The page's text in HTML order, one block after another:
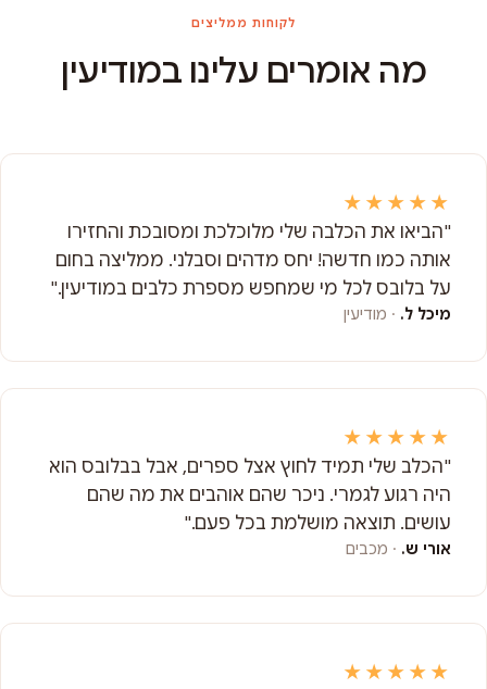
לקוחות ממליצים
מה אומרים עלינו במודיעין
★★★★★
"הביאו את הכלבה שלי מלוכלכת ומסובכת והחזירו
אותה כמו חדשה! יחס מדהים וסבלני. ממליצה בחום
על בלובס לכל מי שמחפש מספרת כלבים במודיעין."
מיכל ל. · מודיעין
★★★★★
"הכלב שלי תמיד לחוץ אצל ספרים, אבל בבלובס הוא
היה רגוע לגמרי. ניכר שהם אוהבים את מה שהם
עושים. תוצאה מושלמת בכל פעם."
אורי ש. · מכבים
★★★★★